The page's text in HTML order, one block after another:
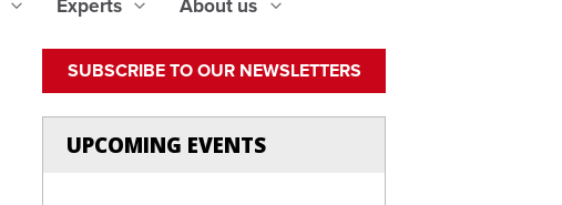
Experts About us
SUBSCRIBE TO OUR NEWSLETTERS
UPCOMING EVENTS